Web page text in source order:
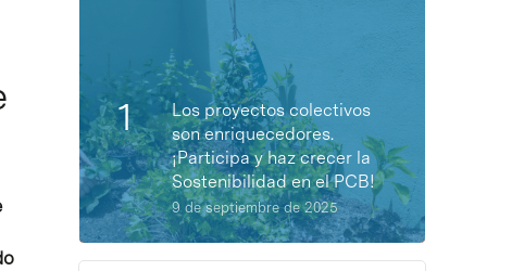
Los proyectos colectivos
son enriquecedores.
¡Participa y haz crecer la
Sostenibilidad en el PCB!
9 de septiembre de 2025